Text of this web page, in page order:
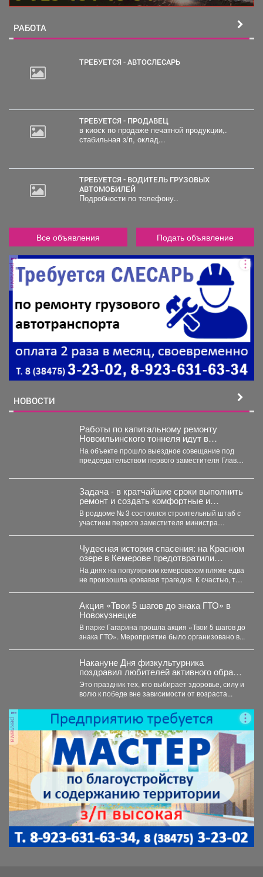
РАБОТА
ТРЕБУЕТСЯ - АВТОСЛЕСАРЬ
ТРЕБУЕТСЯ - ПРОДАВЕЦ
в киоск по продаже печатной продукции,.
стабильная з/п, оклад...
ТРЕБУЕТСЯ - ВОДИТЕЛЬ ГРУЗОВЫХ
АВТОМОБИЛЕЙ
Подробности по телефону..
Все объявления Подать объявление
реклама
НОВОСТИ
Работы по капитальному ремонту
Новоильинского тоннеля идут в
соответствии с графиком
На объекте прошло выездное совещание под
председательством первого заместителя Главы
Задача - в кратчайшие сроки выполнить
ремонт и создать комфортные и
безопасные условия для будущих мам
и новорождённых.
В роддоме № 3 состоялся строительный штаб с
участием первого заместителя министра
Чудесная история спасения: на Красном
озере в Кемерове предотвратили
трагедию
На днях на популярном кемеровском пляже едва
не произошла кровавая трагедия. К счастью, там
Акция «Твои 5 шагов до знака ГТО» в
Новокузнецке
В парке Гагарина прошла акция «Твои 5 шагов до
знака ГТО». Мероприятие было организовано в...
Накануне Дня физкультурника
поздравил любителей активного образа
жизни!
Это праздник тех, кто выбирает здоровье, силу и
волю к победе вне зависимости от возраста...
реклама